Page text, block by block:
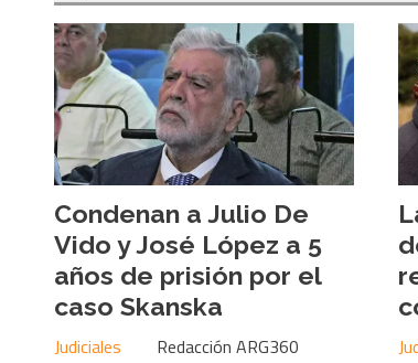
Condenan a Julio De
Vido y José López a 5
años de prisión por el
caso Skanska
Redacción ARG360
Judiciales